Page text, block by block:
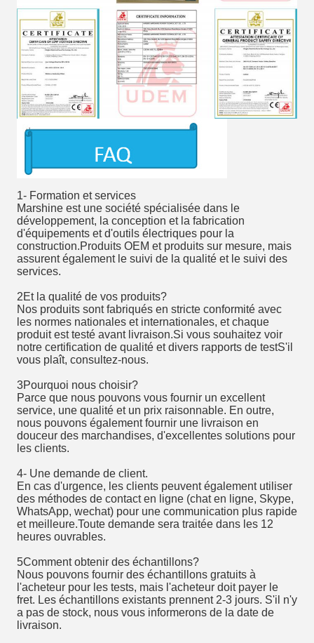
1- Formation et services
Marshine est une société spécialisée dans le
développement, la conception et la fabrication
d'équipements et d'outils électriques pour la
construction.Produits OEM et produits sur mesure, mais
assurent également le suivi de la qualité et le suivi des
services.
2Et la qualité de vos produits?
Nos produits sont fabriqués en stricte conformité avec
les normes nationales et internationales, et chaque
produit est testé avant livraison.Si vous souhaitez voir
notre certification de qualité et divers rapports de testS'il
vous plaît, consultez-nous.
3Pourquoi nous choisir?
Parce que nous pouvons vous fournir un excellent
service, une qualité et un prix raisonnable. En outre,
nous pouvons également fournir une livraison en
douceur des marchandises, d'excellentes solutions pour
les clients.
4- Une demande de client.
En cas d'urgence, les clients peuvent également utiliser
des méthodes de contact en ligne (chat en ligne, Skype,
WhatsApp, wechat) pour une communication plus rapide
et meilleure.Toute demande sera traitée dans les 12
heures ouvrables.
5Comment obtenir des échantillons?
Nous pouvons fournir des échantillons gratuits à
l'acheteur pour les tests, mais l'acheteur doit payer le
fret. Les échantillons existants prennent 2-3 jours. S'il n'y
a pas de stock, nous vous informerons de la date de
livraison.